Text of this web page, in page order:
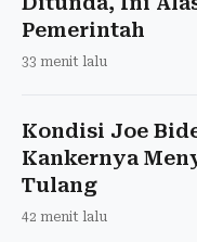
Pemerintah
33 menit lalu
Kondisi Joe
Kankernya
Tulang
42 menit lalu